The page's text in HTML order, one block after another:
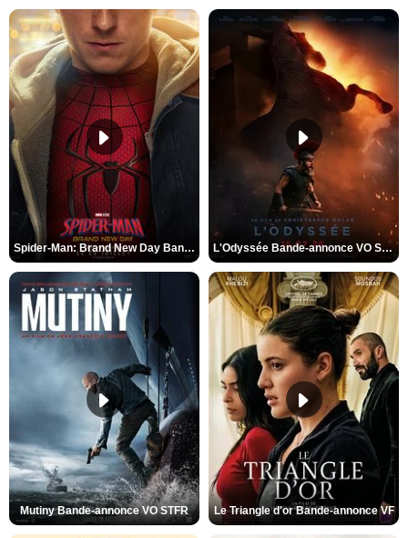
Spider-Man: Brand New Day Bande-annonce VO STFR L'Odyssée Bande-annonce VO STFR
Mutiny Bande-annonce VO STFR Le Triangle d'or Bande-annonce VF